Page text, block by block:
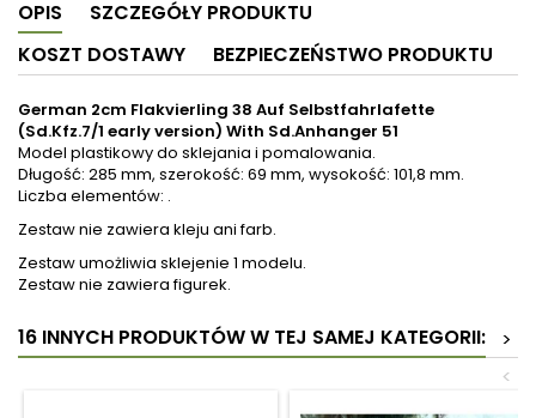
OPIS
SZCZEGÓŁY PRODUKTU
KOSZT DOSTAWY
BEZPIECZEŃSTWO PRODUKTU
German 2cm Flakvierling 38 Auf Selbstfahrlafette
(Sd.Kfz.7/1 early version) With Sd.Anhanger 51
Model plastikowy do sklejania i pomalowania.
Długość: 285 mm, szerokość: 69 mm, wysokość: 101,8 mm.
Liczba elementów: .
Zestaw nie zawiera kleju ani farb.
Zestaw umożliwia sklejenie 1 modelu.
Zestaw nie zawiera figurek.
16 INNYCH PRODUKTÓW W TEJ SAMEJ KATEGORII:
>
<